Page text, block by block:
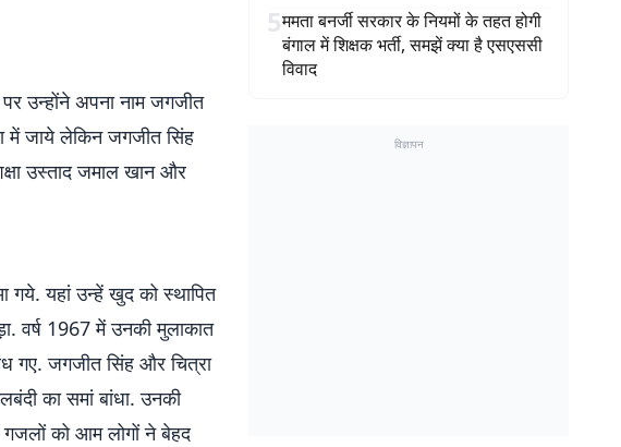
उन्होंने अपना नाम जगजीत
में जाये लेकिन जगजीत सिंह
उस्ताद जमाल खान और
यहां उन्हें खुद को स्‍थापित
वर्ष 1967 में उनकी मुलाकात
गए. जगजीत सिंह और चित्रा
का समां बांधा. उनकी
गजलों को आम लोगों ने बेहद
5ममता बनर्जी सरकार के नियमों के तहत होगी
बंगाल में शिक्षक भर्ती, समझें क्या है एसएससी
विवाद
विज्ञापन